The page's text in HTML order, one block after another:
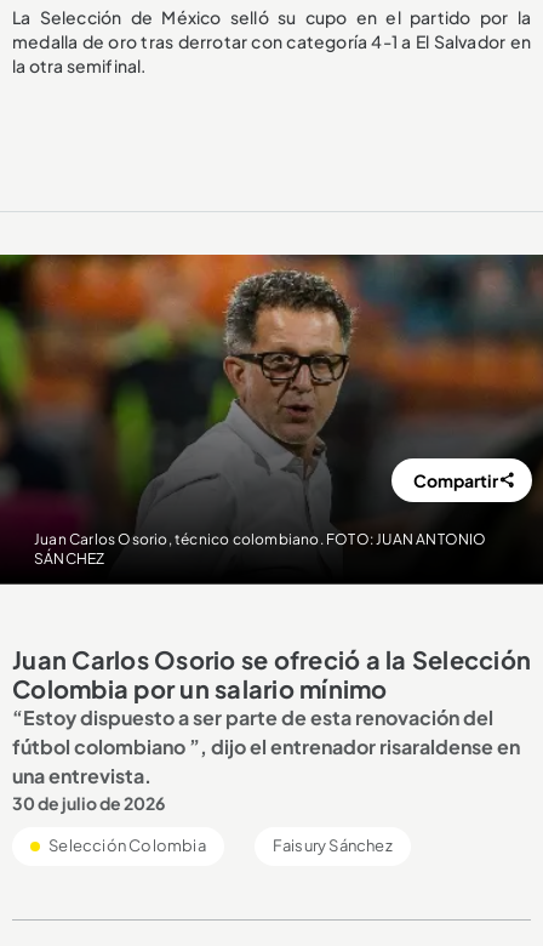
La Selección de México selló su cupo en el partido por la
medalla de oro tras derrotar con categoría 4-1 a El Salvador en
la otra semifinal.
Juan Carlos Osorio, técnico colombiano. FOTO: JUAN ANTONIO
SÁNCHEZ
Compartir
Juan Carlos Osorio se ofreció a la Selección
Colombia por un salario mínimo
“Estoy dispuesto a ser parte de esta renovación del
fútbol colombiano ”, dijo el entrenador risaraldense en
una entrevista.
30 de julio de 2026
Selección Colombia Faisury Sánchez